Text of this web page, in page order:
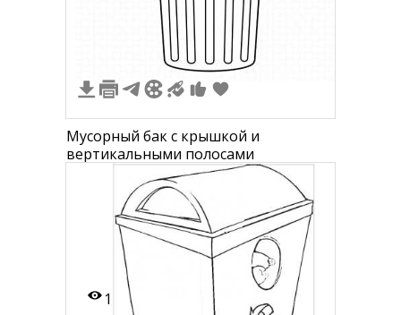
Мусорный бак с крышкой и
вертикальными полосами
1